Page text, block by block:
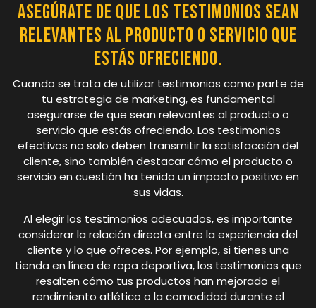
Asegúrate de que los testimonios sean
relevantes al producto o servicio que
estás ofreciendo.
Cuando se trata de utilizar testimonios como parte de
tu estrategia de marketing, es fundamental
asegurarse de que sean relevantes al producto o
servicio que estás ofreciendo. Los testimonios
efectivos no solo deben transmitir la satisfacción del
cliente, sino también destacar cómo el producto o
servicio en cuestión ha tenido un impacto positivo en
sus vidas.
Al elegir los testimonios adecuados, es importante
considerar la relación directa entre la experiencia del
cliente y lo que ofreces. Por ejemplo, si tienes una
tienda en línea de ropa deportiva, los testimonios que
resalten cómo tus productos han mejorado el
rendimiento atlético o la comodidad durante el